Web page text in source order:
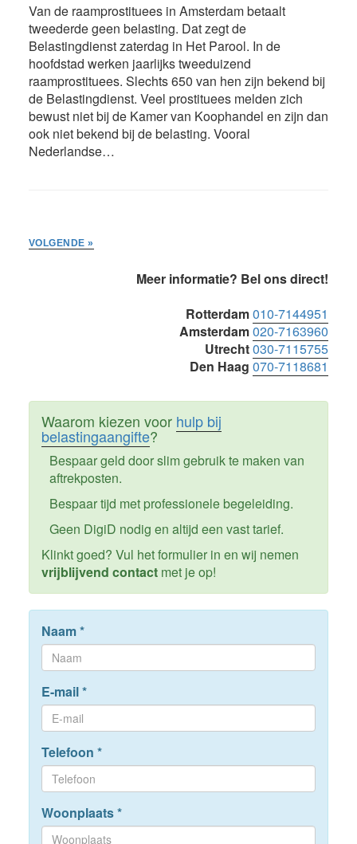
Van de raamprostituees in Amsterdam betaalt
tweederde geen belasting. Dat zegt de
Belastingdienst zaterdag in Het Parool. In de
hoofdstad werken jaarlijks tweeduizend
raamprostituees. Slechts 650 van hen zijn bekend bij
de Belastingdienst. Veel prostituees melden zich
bewust niet bij de Kamer van Koophandel en zijn dan
ook niet bekend bij de belasting. Vooral
Nederlandse…
VOLGENDE »
Meer informatie? Bel ons direct!
Rotterdam010-7144951
Amsterdam020-7163960
Utrecht030-7115755
Den Haag 070-7118681
Waarom kiezen voor hulp bij
belastingaangifte?
Bespaar geld door slim gebruik te maken van
aftrekposten.
Bespaar tijd met professionele begeleiding.
Geen DigiD nodig en altijd een vast tarief.
Klinkt goed? Vul het formulier in en wij nemen
vrijblijvend contactmet je op!
Naam*
E-mail*
Telefoon *
Woonplaats*